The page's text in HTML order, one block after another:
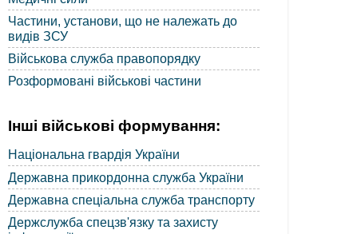
Частини, установи, що не належать до
видів ЗСУ
Військова служба правопорядку
Розформовані військові частини
Інші військові формування:
Національна гвардія України
Державна прикордонна служба України
Державна спеціальна служба транспорту
Держслужба спецзв'язку та захисту